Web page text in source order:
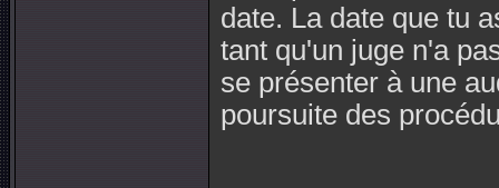
date. La date que tu
tant qu'un juge n'a
se présenter à une
poursuite des